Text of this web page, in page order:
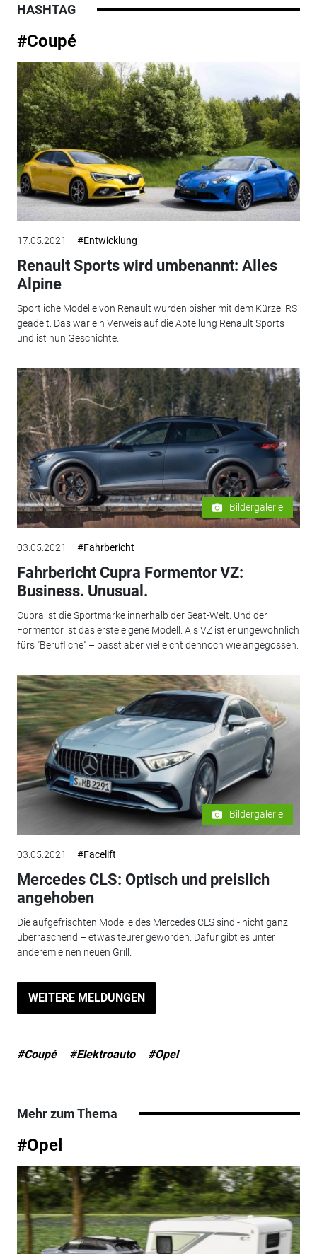
HASHTAG
#Coupé
17.05.2021 #Entwicklung
Renault Sports wird umbenannt: Alles
Alpine
Sportliche Modelle von Renault wurden bisher mit dem Kürzel RS
geadelt. Das war ein Verweis auf die Abteilung Renault Sports
und ist nun Geschichte.
Bildergalerie
03.05.2021 #Fahrbericht
Fahrbericht Cupra Formentor VZ:
Business. Unusual.
Cupra ist die Sportmarke innerhalb der Seat-Welt. Und der
Formentor ist das erste eigene Modell. Als VZ ist er ungewöhnlich
fürs "Berufliche" – passt aber vielleicht dennoch wie angegossen.
Bildergalerie
03.05.2021 #Facelift
Mercedes CLS: Optisch und preislich
angehoben
Die aufgefrischten Modelle des Mercedes CLS sind - nicht ganz
überraschend – etwas teurer geworden. Dafür gibt es unter
anderem einen neuen Grill.
WEITERE MELDUNGEN
#Coupé #Elektroauto #Opel
Mehr zum Thema
#Opel